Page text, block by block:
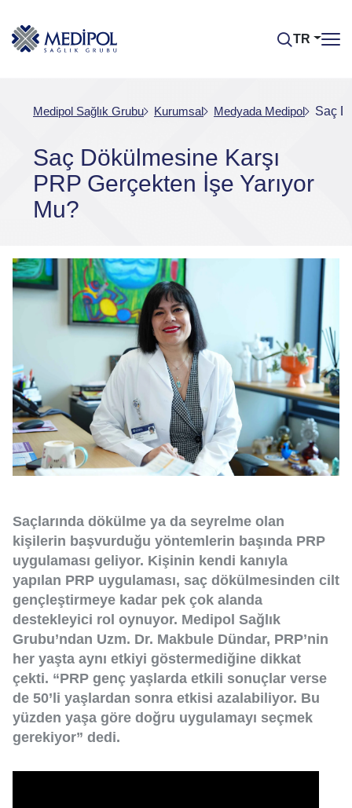
TR
Medipol Sağlık Grubu Kurumsal Medyada Medipol Saç
Saç Dökülmesine Karşı
PRP Gerçekten İşe Yarıyor
Mu?
Saçlarında dökülme ya da seyrelme olan
kişilerin başvurduğu yöntemlerin başında PRP
uygulaması geliyor. Kişinin kendi kanıyla
yapılan PRP uygulaması, saç dökülmesinden cilt
gençleştirmeye kadar pek çok alanda
destekleyici rol oynuyor. Medipol Sağlık
Grubu’ndan Uzm. Dr. Makbule Dündar, PRP’nin
her yaşta aynı etkiyi göstermediğine dikkat
çekti. “PRP genç yaşlarda etkili sonuçlar verse
de 50’li yaşlardan sonra etkisi azalabiliyor. Bu
yüzden yaşa göre doğru uygulamayı seçmek
gerekiyor” dedi.